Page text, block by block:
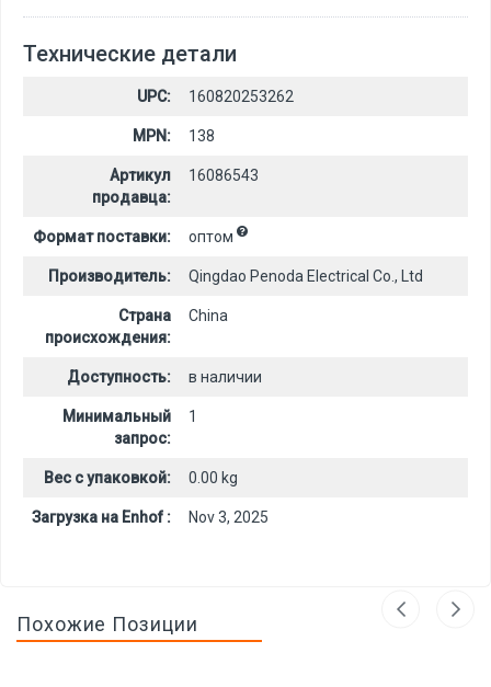
Технические детали
UPC: 160820253262
MPN: 138
Артикул
продавца:
16086543
Формат поставки: оптом
Производитель: Qingdao Penoda Electrical Co., Ltd
Страна
происхождения:
China
Доступность: в наличии
Минимальный
запрос:
1
Вес с упаковкой: 0.00 kg
Загрузка на Enhof : Nov 3, 2025
Похожие Позиции